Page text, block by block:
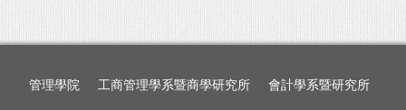
管理學院 工商管理學系暨商學研究所 會計學系暨研究所